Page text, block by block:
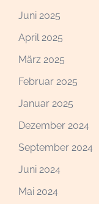
Juni 2025
April 2025
März 2025
Februar 2025
Januar 2025
Dezember 2024
September 2024
Juni 2024
Mai 2024